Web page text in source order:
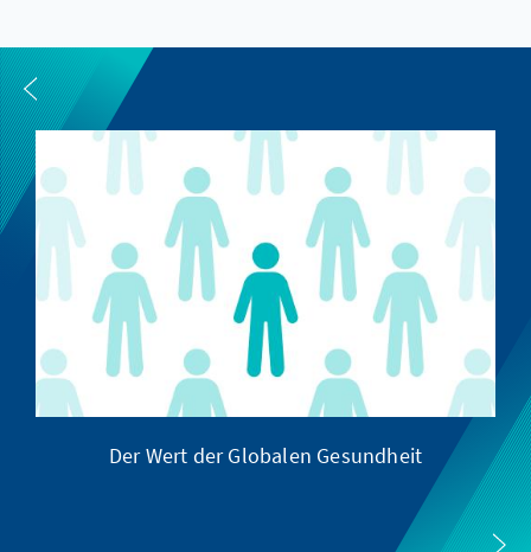
Der Wert der Globalen Gesundheit